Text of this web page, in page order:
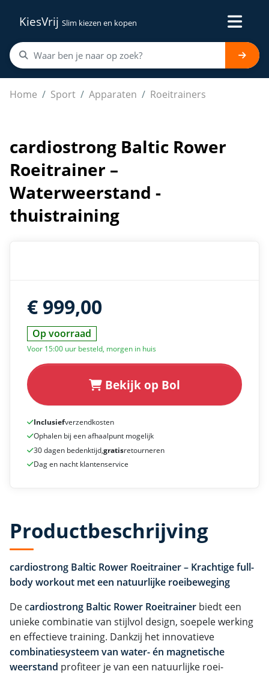
KiesVrij Slim kiezen en kopen
Home Sport Apparaten Roeitrainers
cardiostrong Baltic Rower Roeitrainer –
cardiostrong Baltic Rower
Roeitrainer –
Waterweerstand -
thuistraining
€ 999,00
Op voorraad
Voor 15:00 uur besteld, morgen in huis
Bekijk op Bol
Inclusiefverzendkosten
Ophalen bij een afhaalpunt mogelijk
30 dagen bedenktijd,gratisretourneren
Dag en nacht klantenservice
Productbeschrijving
cardiostrong Baltic Rower Roeitrainer – Krachtige full-
body workout met een natuurlijke roeibeweging
De cardiostrong Baltic Rower Roeitrainer biedt een
unieke combinatie van stijlvol design, soepele werking
en effectieve training. Dankzij het innovatieve
combinatiesysteem van water- én magnetische
weerstand profiteer je van een natuurlijke roei-